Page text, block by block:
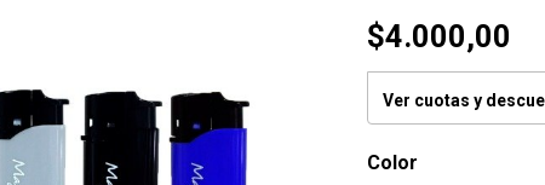
$4.000,00
Ver cuotas y
Color